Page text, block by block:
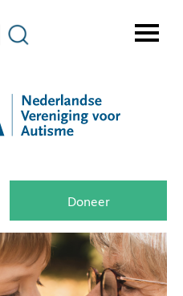
Doneer